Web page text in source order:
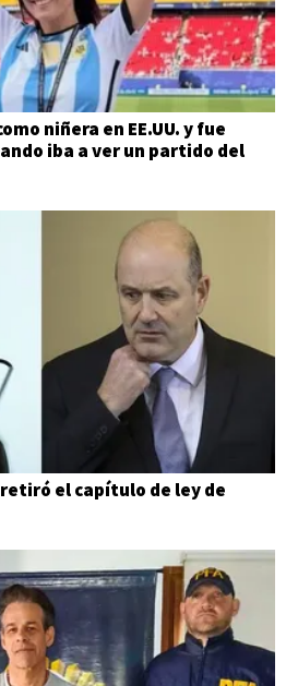
niñera en EE.UU. y fue
iba a ver un partido del
el capítulo de ley de